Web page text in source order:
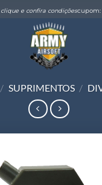
clique e confira condiçõescupom:
/ SUPRIMENTOS /